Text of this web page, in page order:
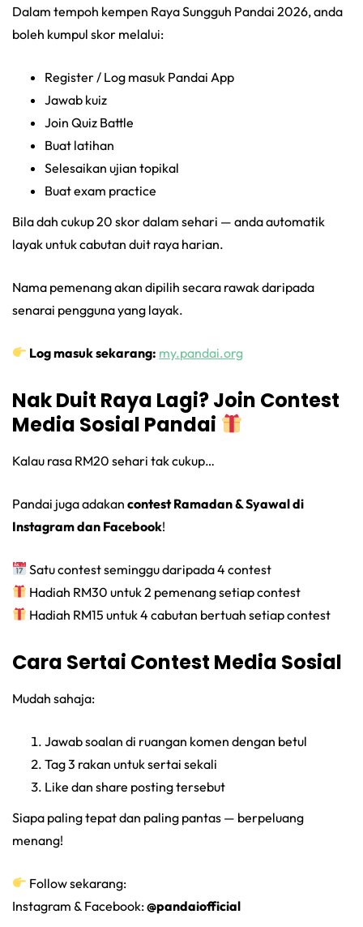
Dalam tempoh kempen Raya Sungguh Pandai 2026, anda
boleh kumpul skor melalui:
Register / Log masuk Pandai App
Jawab kuiz
Join Quiz Battle
Buat latihan
Selesaikan ujian topikal
Buat exam practice
Bila dah cukup 20 skor dalam sehari — anda automatik
layak untuk cabutan duit raya harian.
Nama pemenang akan dipilih secara rawak daripada
senarai pengguna yang layak.
Log masuk sekarang: my.pandai.org
Nak Duit Raya Lagi? Join Contest
Media Sosial Pandai
Kalau rasa RM20 sehari tak cukup…
Pandai juga adakan contest Ramadan & Syawal di
Instagram dan Facebook!
Satu contest seminggu daripada 4 contest
Hadiah RM30 untuk 2 pemenang setiap contest
Hadiah RM15 untuk 4 cabutan bertuah setiap contest
Cara Sertai Contest Media Sosial
Mudah sahaja:
Jawab soalan di ruangan komen dengan betul
Tag 3 rakan untuk sertai sekali
Like dan share posting tersebut
Siapa paling tepat dan paling pantas — berpeluang
menang!
Follow sekarang:
Instagram & Facebook:@pandaiofficial